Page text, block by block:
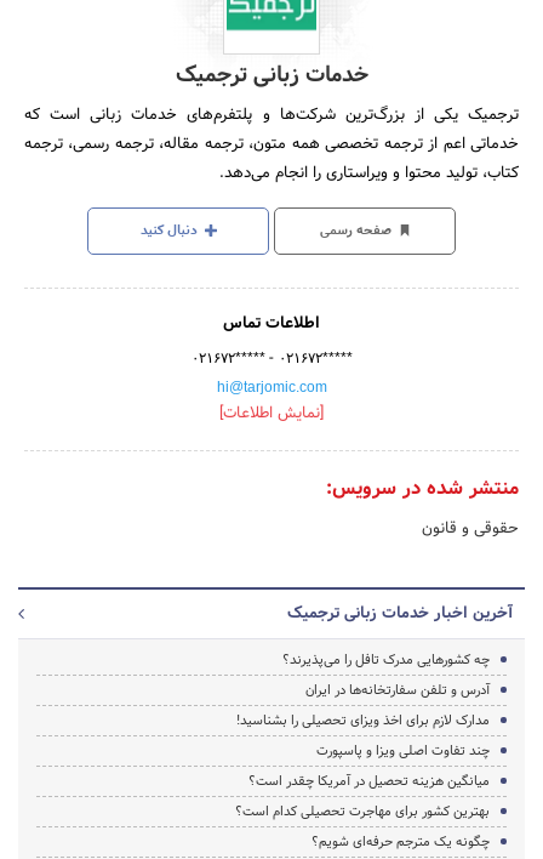
خدمات زبانی ترجمیک
ترجمیک یکی از بزرگ‌ترین شرکت‌ها و پلتفرم‌های خدمات زبانی است که
خدماتی اعم از ترجمه تخصصی همه متون، ترجمه مقاله، ترجمه رسمی، ترجمه
کتاب، تولید محتوا و ویراستاری را انجام می‌دهد.
صفحه رسمی دنبال کنید
اطلاعات تماس
۰۲۱۶۷۲***** - ۰۲۱۶۷۲*****
hi@tarjomic.com
[نمایش اطلاعات]
منتشر شده در سرویس:
حقوقی و قانون
آخرین اخبار خدمات زبانی ترجمیک
چه کشورهایی مدرک تافل را می‌پذیرند؟
آدرس و تلفن سفارتخانه‌ها در ایران
مدارک لازم برای اخذ ویزای تحصیلی را بشناسید!
چند تفاوت اصلی ویزا و پاسپورت
میانگین هزینه تحصیل در آمریکا چقدر است؟
بهترین کشور برای مهاجرت تحصیلی کدام است؟
چگونه یک مترجم حرفه‌ای شویم؟